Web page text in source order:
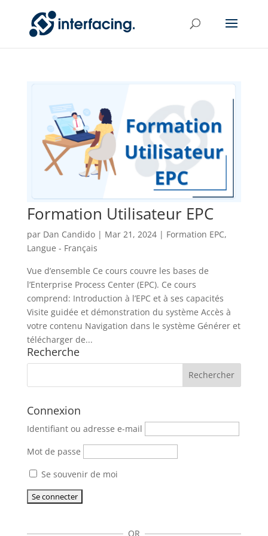
Formation Utilisateur EPC
par Dan Candido| Mar 21, 2024| Formation EPC,
Langue - Français
Vue d’ensemble Ce cours couvre les bases de
l’Enterprise Process Center (EPC). Ce cours
comprend: Introduction à l’EPC et à ses capacités
Visite guidée et démonstration du système Accès à
votre contenu Navigation dans le système Générer et
télécharger de...
Recherche
Connexion
Identifiant ou adresse e-mail
Mot de passe
Se souvenir de moi
OR